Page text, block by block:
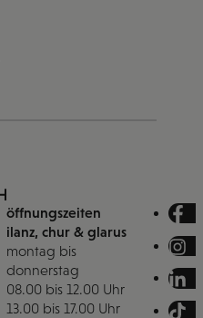
öffnungszeiten
ilanz, chur & glarus
montag bis
donnerstag
08.00 bis 12.00 Uhr
13.00 bis 17.00 Uhr